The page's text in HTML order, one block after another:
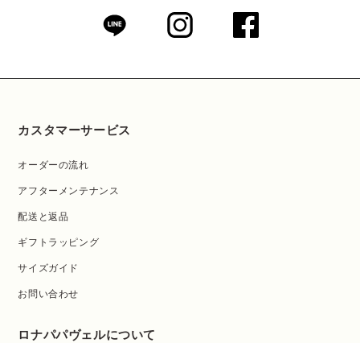
カスタマーサービス
オーダーの流れ
アフターメンテナンス
配送と返品
ギフトラッピング
サイズガイド
お問い合わせ
ロナパパヴェルについて